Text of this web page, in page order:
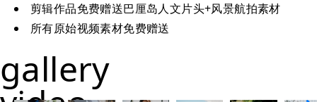
剪辑作品免费赠送巴厘岛人文片头+风景航拍素材
所有原始视频素材免费赠送
gallery